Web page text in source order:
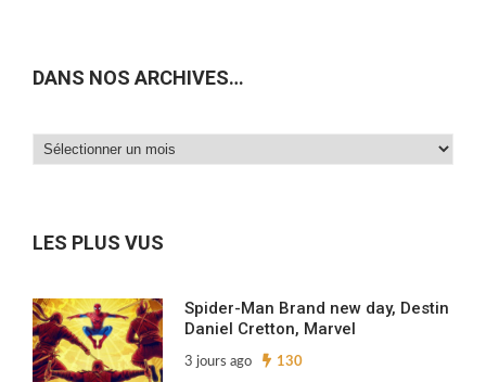
DANS NOS ARCHIVES…
Dans
LES PLUS VUS
Spider-Man Brand new day, Destin
Daniel Cretton, Marvel
3 jours ago 130